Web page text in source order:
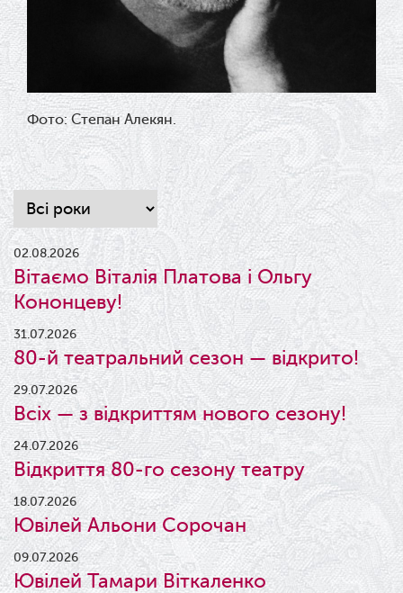
Фото: Степан Алекян.
02.08.2026
Вітаємо Віталія Платова і Ольгу
Кононцеву!
31.07.2026
80-й театральний сезон — відкрито!
29.07.2026
Всіх — з відкриттям нового сезону!
24.07.2026
Відкриття 80-го сезону театру
18.07.2026
Ювілей Альони Сорочан
09.07.2026
Ювілей Тамари Віткаленко